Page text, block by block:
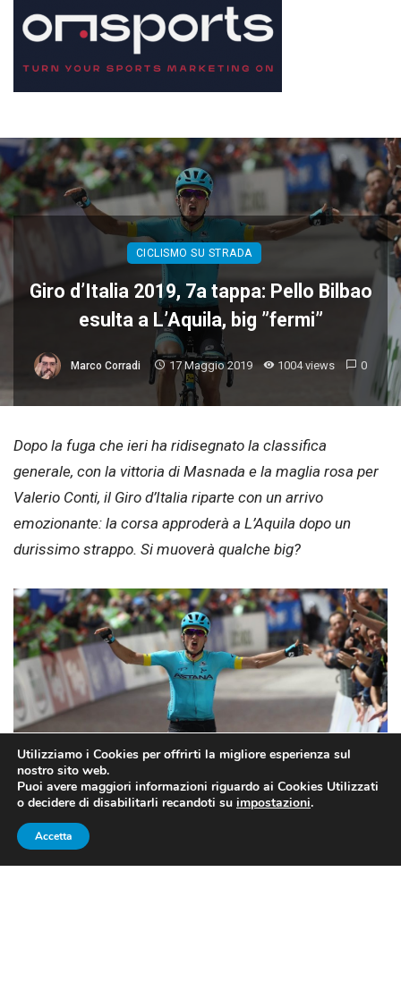
CICLISMO SU STRADA
Giro d’Italia 2019, 7a tappa: Pello Bilbao
esulta a L’Aquila, big ”fermi”
Marco Corradi 17 Maggio 2019 1004 views 0
Dopo la fuga che ieri ha ridisegnato la classifica
generale, con la vittoria di Masnada e la maglia rosa per
Valerio Conti, il Giro d’Italia riparte con un arrivo
emozionante: la corsa approderà a L’Aquila dopo un
durissimo strappo. Si muoverà qualche big?
GIRO D’ITALIA 2019, 7A TAPPA:
Utilizziamo i Cookies per offrirti la migliore esperienza sul
nostro sito web.
Puoi avere maggiori informazioni riguardo ai Cookies Utilizzati
o decidere di disabilitarli recandoti su impostazioni.
Accetta